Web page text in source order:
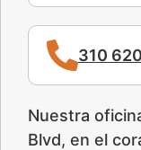
310
Nuestra
Blvd, en el